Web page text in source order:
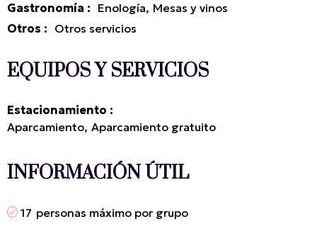
Gastronomía : Enología Mesas y vinos
Otros : Otros servicios
EQUIPOS Y SERVICIOS
Estacionamiento
Aparcamiento Aparcamiento gratuito
INFORMACIÓN ÚTIL
17 personas máximo por grupo